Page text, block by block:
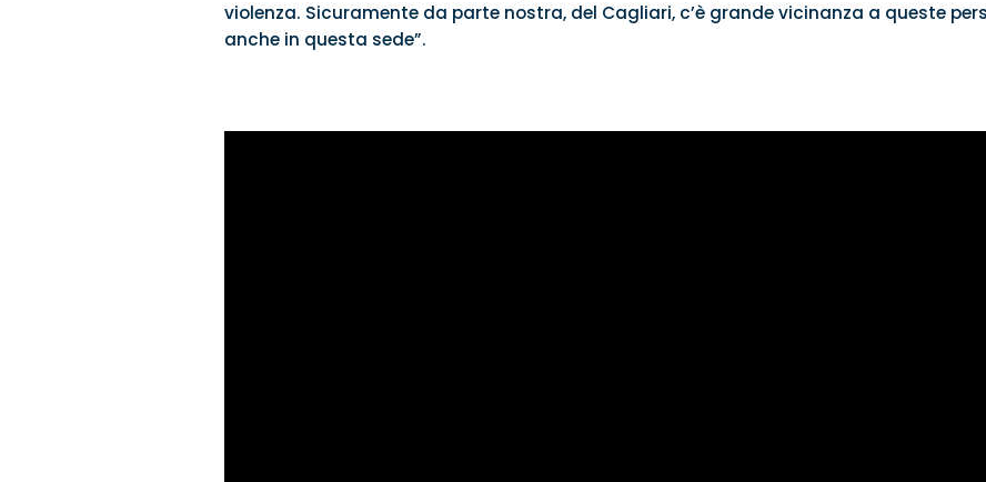
violenza. Sicuramente da parte nostra, del Cagliari, c’è grande vicinanza a queste
anche in questa sede”.